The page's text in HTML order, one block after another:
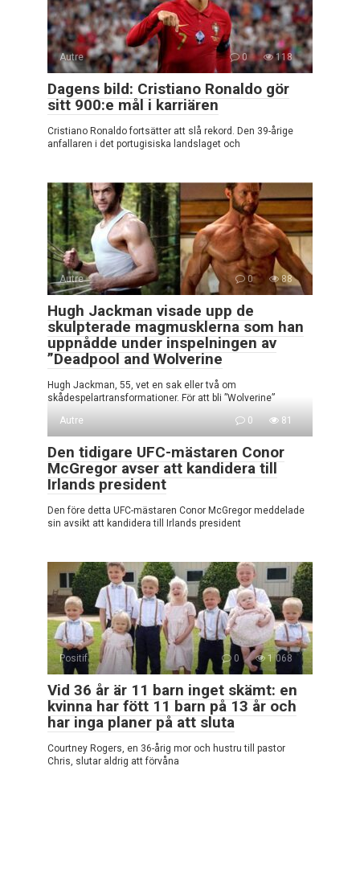
Autre 0 118
Dagens bild: Cristiano Ronaldo gör
sitt 900:e mål i karriären
Cristiano Ronaldo fortsätter att slå rekord. Den 39-årige
anfallaren i det portugisiska landslaget och
Autre 0 88
Hugh Jackman visade upp de
skulpterade magmusklerna som han
uppnådde under inspelningen av
”Deadpool and Wolverine
Hugh Jackman, 55, vet en sak eller två om
skådespelartransformationer. För att bli ”Wolverine”
Autre
0 81
Den tidigare UFC-mästaren Conor
McGregor avser att kandidera till
Irlands president
Den före detta UFC-mästaren Conor McGregor meddelade
sin avsikt att kandidera till Irlands president
Positif 0 1 068
Vid 36 år är 11 barn inget skämt: en
kvinna har fött 11 barn på 13 år och
har inga planer på att sluta
Courtney Rogers, en 36-årig mor och hustru till pastor
Chris, slutar aldrig att förvåna